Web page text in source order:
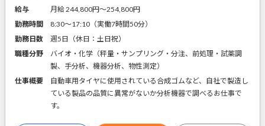
給与
月給 244,800円〜254,800円
勤務時間
8:30～17:10（実働7時間50分）
勤務日数
週5日（休日：土日祝）
職種分野
バイオ・化学（秤量・サンプリング・分注、前処理・試薬調
製、手分析、機器分析、物性測定）
仕事概要
自動車用タイヤに使用されている合成ゴムなど、自社で製造し
ている製品の品質に異常がないか分析機器で調べるお仕事で
す。